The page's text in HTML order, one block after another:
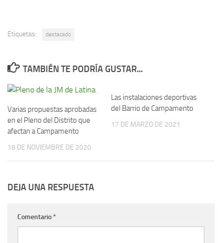
Etiquetas: destacado
TAMBIÉN TE PODRÍA GUSTAR...
Varias propuestas aprobadas
en el Pleno del Distrito que
afectan a Campamento
18 DE NOVIEMBRE DE 2020
Las instalaciones deportivas
del Barrio de Campamento
17 DE MARZO DE 2021
DEJA UNA RESPUESTA
Comentario*